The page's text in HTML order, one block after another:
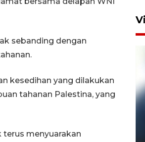
sebanding dengan
kesedihan yang dilakukan
tahanan Palestina, yang
menyuarakan
8 tahan?